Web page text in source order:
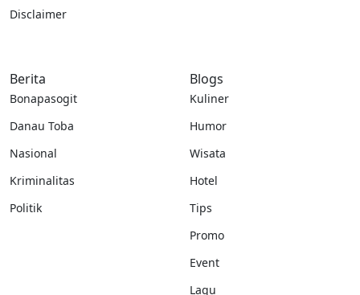
Disclaimer
Berita
Bonapasogit
Danau Toba
Nasional
Kriminalitas
Politik
Blogs
Kuliner
Humor
Wisata
Hotel
Tips
Promo
Event
Lagu